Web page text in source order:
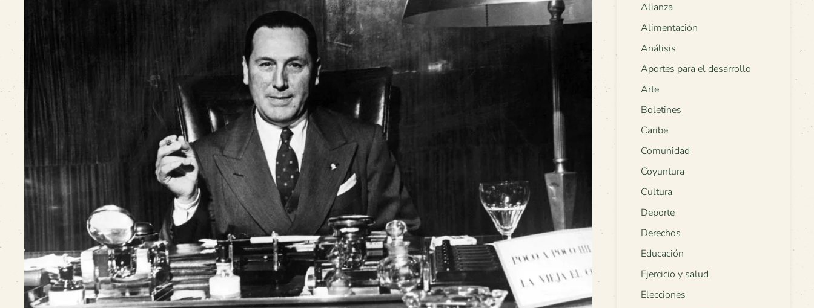
Alianza
Alimentación
Análisis
Aportes para el desarrollo
Arte
Boletines
Caribe
Comunidad
Coyuntura
Cultura
Deporte
Derechos
Educación
Ejercicio y salud
Elecciones